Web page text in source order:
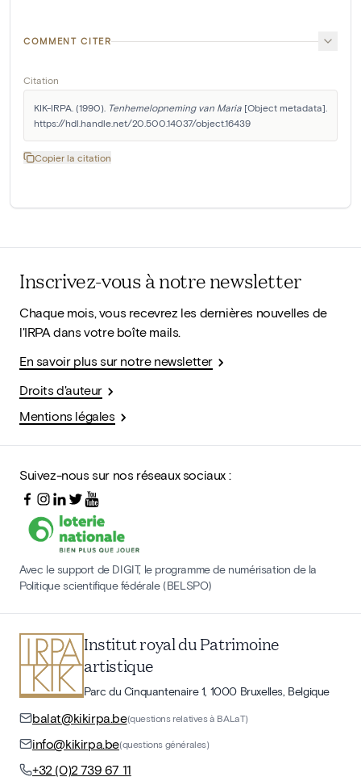
COMMENT CITER
Citation
KIK-IRPA. (1990). Tenhemelopneming van Maria [Object metadata].
https://hdl.handle.net/20.500.14037/object.16439
Copier la citation
Inscrivez-vous à notre newsletter
Chaque mois, vous recevrez les dernières nouvelles de
l'IRPA dans votre boîte mails.
En savoir plus sur notre newsletter
Droits d'auteur
Mentions légales
Suivez-nous sur nos réseaux sociaux :
Avec le support de DIGIT, le programme de numérisation de la
Politique scientifique fédérale (BELSPO)
Institut royal du Patrimoine
artistique
Parc du Cinquantenaire 1, 1000 Bruxelles, Belgique
balat@kikirpa.be(questions relatives à BALaT)
info@kikirpa.be(questions générales)
+32 (0)2 739 67 11